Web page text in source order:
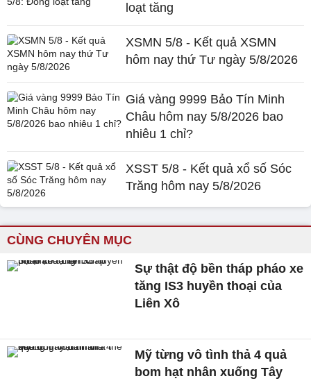
loạt tăng
XSMN 5/8 - Kết quả XSMN
hôm nay thứ Tư ngày 5/8/2026
Giá vàng 9999 Bảo Tín Minh
Châu hôm nay 5/8/2026 bao
nhiêu 1 chỉ?
XSST 5/8 - Kết quả xổ số Sóc
Trăng hôm nay 5/8/2026
CÙNG CHUYÊN MỤC
Sự thật độ bền tháp pháo xe
tăng IS3 huyền thoại của
Liên Xô
Mỹ từng vô tình thả 4 quả
bom hạt nhân xuống Tây